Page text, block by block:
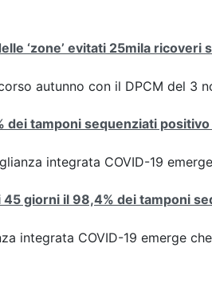
‘zone’ evitati 25mila ricoveri
autunno con il DPCM del 3
dei tamponi sequenziati positivo
integrata COVID-19 emerge
45 giorni il 98,4% dei tamponi
integrata COVID-19 emerge